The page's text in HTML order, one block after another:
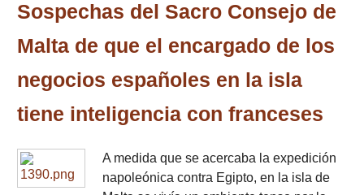
Sospechas del Sacro Consejo de
Malta de que el encargado de los
negocios españoles en la isla
tiene inteligencia con franceses
A medida que se acercaba la expedición
napoleónica contra Egipto, en la isla de